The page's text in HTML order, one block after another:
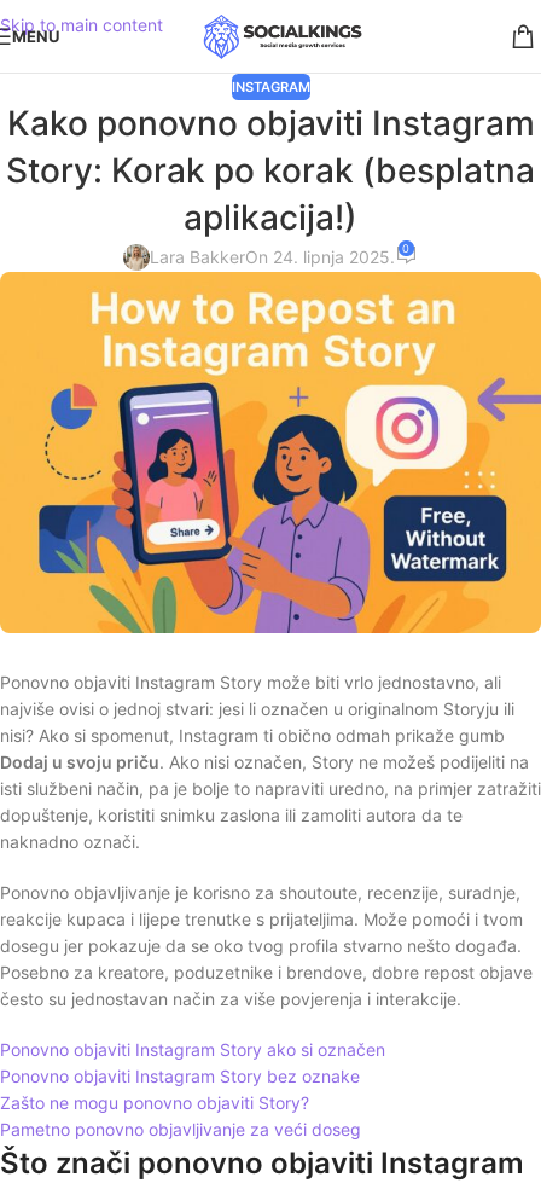
Skip to main content
MENU
INSTAGRAM
Kako ponovno objaviti Instagram
Story: Korak po korak (besplatna
aplikacija!)
Lara BakkerOn 24. lipnja 2025. 0
Ponovno objaviti Instagram Story može biti vrlo jednostavno, ali
najviše ovisi o jednoj stvari: jesi li označen u originalnom Storyju ili
nisi? Ako si spomenut, Instagram ti obično odmah prikaže gumb
Dodaj u svoju priču. Ako nisi označen, Story ne možeš podijeliti na
isti službeni način, pa je bolje to napraviti uredno, na primjer zatražiti
dopuštenje, koristiti snimku zaslona ili zamoliti autora da te
naknadno označi.
Ponovno objavljivanje je korisno za shoutoute, recenzije, suradnje,
reakcije kupaca i lijepe trenutke s prijateljima. Može pomoći i tvom
dosegu jer pokazuje da se oko tvog profila stvarno nešto događa.
Posebno za kreatore, poduzetnike i brendove, dobre repost objave
često su jednostavan način za više povjerenja i interakcije.
Ponovno objaviti Instagram Story ako si označen
Ponovno objaviti Instagram Story bez oznake
Zašto ne mogu ponovno objaviti Story?
Pametno ponovno objavljivanje za veći doseg
Što znači ponovno objaviti Instagram